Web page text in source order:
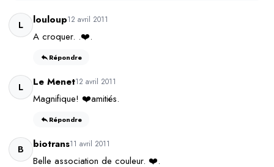
L louloup12 avril 2011
A croquer. .❤️.
Répondre
L Le Menet12 avril 2011
Magnifique! ❤️amitiés.
Répondre
B biotrans11 avril 2011
Belle association de couleur. ❤️.